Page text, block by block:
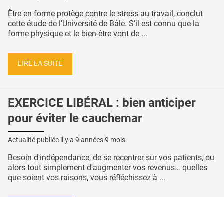
Être en forme protège contre le stress au travail, conclut
cette étude de l’Université de Bâle. S’il est connu que la
forme physique et le bien-être vont de ...
LIRE LA SUITE
EXERCICE LIBÉRAL : bien anticiper
pour éviter le cauchemar
Actualité publiée il y a 9 années 9 mois
Besoin d'indépendance, de se recentrer sur vos patients, ou
alors tout simplement d'augmenter vos revenus… quelles
que soient vos raisons, vous réfléchissez à ...